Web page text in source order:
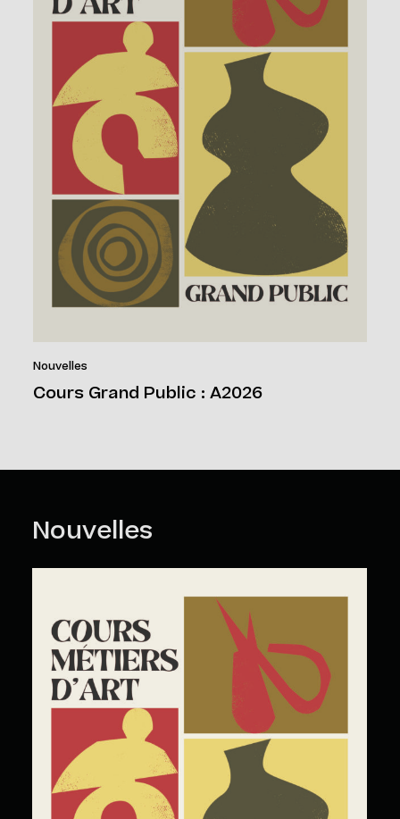
Nouvelles
Cours Grand Public : A2026
Nouvelles